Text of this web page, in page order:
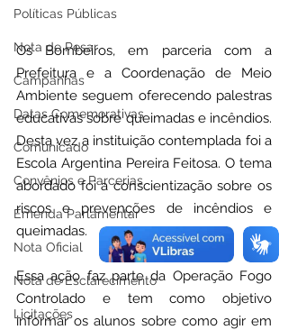
Políticas Públicas
Nota de Pesar
Campanhas
Datas Comemorativas
Comunicado
Convênios e Parcerias
Emenda Parlamentar
Nota Oficial
Nota de Esclarecimento
Licitações
Os Bombeiros, em parceria com a
Prefeitura e a Coordenação de Meio
Ambiente seguem oferecendo palestras
educativas sobre queimadas e incêndios.
Desta vez a instituição contemplada foi a
Escola Argentina Pereira Feitosa. O tema
abordado foi a conscientização sobre os
riscos e prevenções de incêndios e
queimadas.
Essa ação faz parte da Operação Fogo
Controlado e tem como objetivo
informar os alunos sobre como agir em